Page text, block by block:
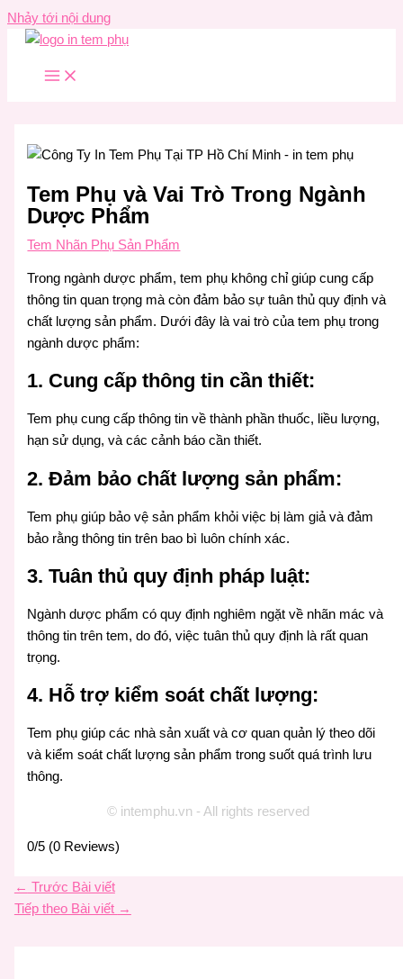
Nhảy tới nội dung
Tem Phụ và Vai Trò Trong Ngành
Dược Phẩm
Tem Nhãn Phụ Sản Phẩm
Trong ngành dược phẩm, tem phụ không chỉ giúp cung cấp
thông tin quan trọng mà còn đảm bảo sự tuân thủ quy định và
chất lượng sản phẩm. Dưới đây là vai trò của tem phụ trong
ngành dược phẩm:
1. Cung cấp thông tin cần thiết:
Tem phụ cung cấp thông tin về thành phần thuốc, liều lượng,
hạn sử dụng, và các cảnh báo cần thiết.
2. Đảm bảo chất lượng sản phẩm:
Tem phụ giúp bảo vệ sản phẩm khỏi việc bị làm giả và đảm
bảo rằng thông tin trên bao bì luôn chính xác.
3. Tuân thủ quy định pháp luật:
Ngành dược phẩm có quy định nghiêm ngặt về nhãn mác và
thông tin trên tem, do đó, việc tuân thủ quy định là rất quan
trọng.
4. Hỗ trợ kiểm soát chất lượng:
Tem phụ giúp các nhà sản xuất và cơ quan quản lý theo dõi
và kiểm soát chất lượng sản phẩm trong suốt quá trình lưu
thông.
© intemphu.vn - All rights reserved
0/5 (0 Reviews)
← Trước Bài viết
Tiếp theo Bài viết →